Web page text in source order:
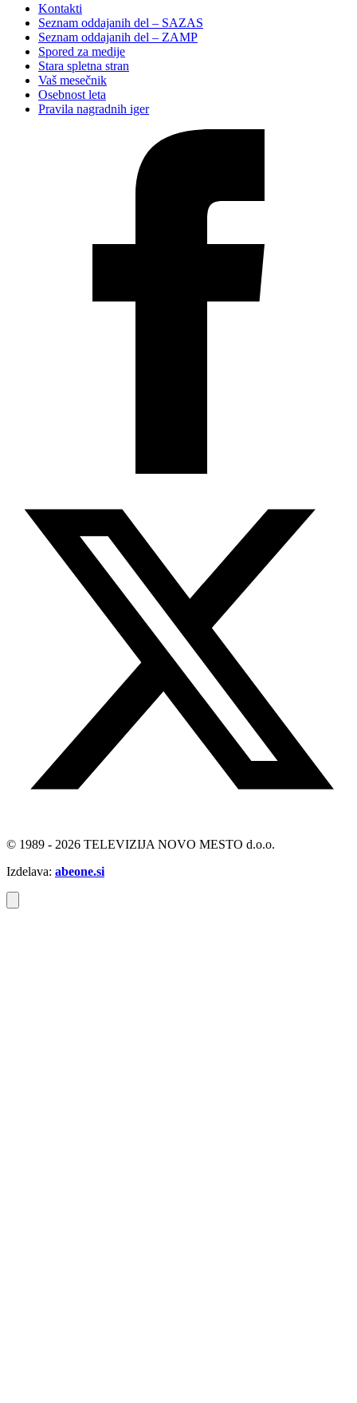
Kontakti
Seznam oddajanih del – SAZAS
Seznam oddajanih del – ZAMP
Spored za medije
Stara spletna stran
Vaš mesečnik
Osebnost leta
Pravila nagradnih iger
© 1989 - 2026 TELEVIZIJA NOVO MESTO d.o.o.
Izdelava: abeone.si